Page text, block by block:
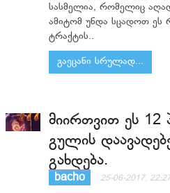
სასმელია, რომელიც
ამიტომ უნდა სცადოთ ეს
ტრაქტის..
გაეცანი სრულად...
მიირთვით ეს
გულის
გახდება.
bacho 25-06-2017,